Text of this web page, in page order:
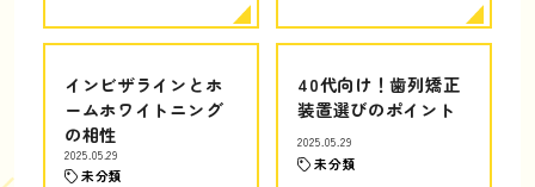
インビザラインとホ
ームホワイトニング
の相性
2025.05.29
未分類
40代向け！歯列矯正
装置選びのポイント
2025.05.29
未分類